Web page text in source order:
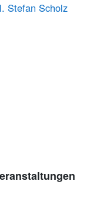
Stefan Scholz